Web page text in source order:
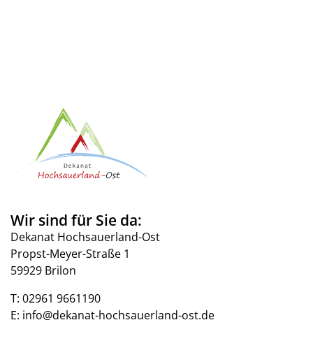
Wir sind für Sie da:
Dekanat Hochsauerland-Ost
Propst-Meyer-Straße 1
59929 Brilon
T: 02961 9661190
E: info@dekanat-hochsauerland-ost.de